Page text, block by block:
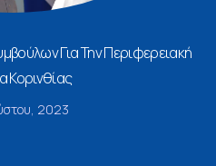
Για Την Περιφερειακή
Κορινθίας
2023